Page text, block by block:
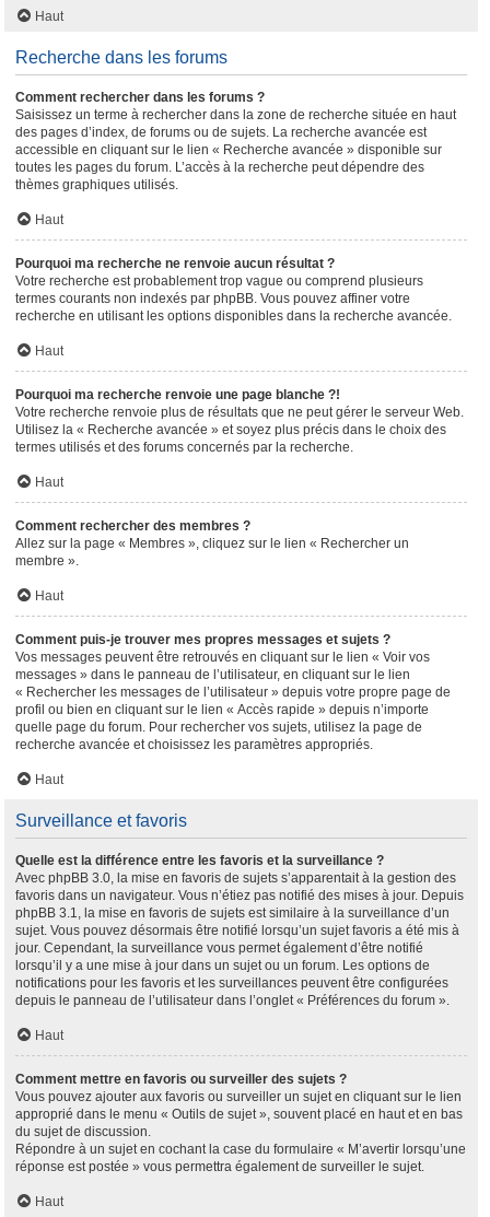
Haut
Recherche dans les forums
Comment rechercher dans les forums ?
Saisissez un terme à rechercher dans la zone de recherche située en haut
des pages d’index, de forums ou de sujets. La recherche avancée est
accessible en cliquant sur le lien « Recherche avancée » disponible sur
toutes les pages du forum. L’accès à la recherche peut dépendre des
thèmes graphiques utilisés.
Haut
Pourquoi ma recherche ne renvoie aucun résultat ?
Votre recherche est probablement trop vague ou comprend plusieurs
termes courants non indexés par phpBB. Vous pouvez affiner votre
recherche en utilisant les options disponibles dans la recherche avancée.
Haut
Pourquoi ma recherche renvoie une page blanche ?!
Votre recherche renvoie plus de résultats que ne peut gérer le serveur Web.
Utilisez la « Recherche avancée » et soyez plus précis dans le choix des
termes utilisés et des forums concernés par la recherche.
Haut
Comment rechercher des membres ?
Allez sur la page « Membres », cliquez sur le lien « Rechercher un
membre ».
Haut
Comment puis-je trouver mes propres messages et sujets ?
Vos messages peuvent être retrouvés en cliquant sur le lien « Voir vos
messages » dans le panneau de l’utilisateur, en cliquant sur le lien
« Rechercher les messages de l’utilisateur » depuis votre propre page de
profil ou bien en cliquant sur le lien « Accès rapide » depuis n’importe
quelle page du forum. Pour rechercher vos sujets, utilisez la page de
recherche avancée et choisissez les paramètres appropriés.
Haut
Surveillance et favoris
Quelle est la différence entre les favoris et la surveillance ?
Avec phpBB 3.0, la mise en favoris de sujets s’apparentait à la gestion des
favoris dans un navigateur. Vous n’étiez pas notifié des mises à jour. Depuis
phpBB 3.1, la mise en favoris de sujets est similaire à la surveillance d’un
sujet. Vous pouvez désormais être notifié lorsqu’un sujet favoris a été mis à
jour. Cependant, la surveillance vous permet également d’être notifié
lorsqu’il y a une mise à jour dans un sujet ou un forum. Les options de
notifications pour les favoris et les surveillances peuvent être configurées
depuis le panneau de l’utilisateur dans l’onglet « Préférences du forum ».
Haut
Comment mettre en favoris ou surveiller des sujets ?
Vous pouvez ajouter aux favoris ou surveiller un sujet en cliquant sur le lien
approprié dans le menu « Outils de sujet », souvent placé en haut et en bas
du sujet de discussion.
Répondre à un sujet en cochant la case du formulaire « M’avertir lorsqu’une
réponse est postée » vous permettra également de surveiller le sujet.
Haut